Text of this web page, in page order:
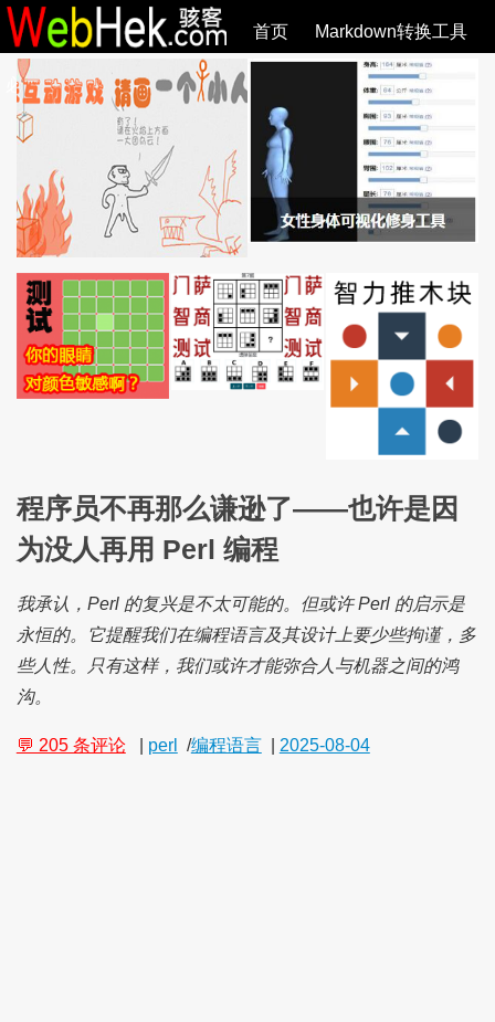
首页 Markdown转换工具
必观作品 SVG教程 SVG手册 全部文章
程序员不再那么谦逊了——也许是因
为没人再用 Perl 编程
我承认，Perl 的复兴是不太可能的。但或许 Perl 的启示是
永恒的。它提醒我们在编程语言及其设计上要少些拘谨，多
些人性。只有这样，我们或许才能弥合人与机器之间的鸿
沟。
💬 205 条评论 perl /编程语言 2025-08-04